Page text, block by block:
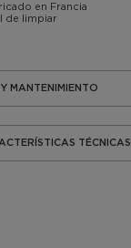
en Francia
de limpiar
MANTENIMIENTO
TÉCNICAS